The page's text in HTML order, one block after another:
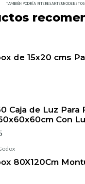
TAMBIÉN PODRÍA INTERESARTE UNO DE ESTOS
de 15x20 cms
Caja de Luz Para
Con
80X120Cm